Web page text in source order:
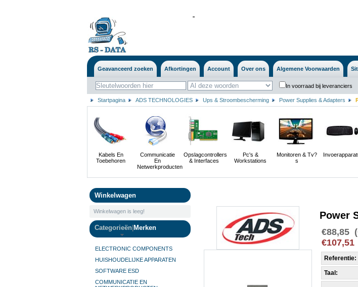
''
Geavanceerd zoeken Afkortingen Account Over ons Algemene Voorwaarden
In voorraad bij leveranciers
Startpagina ADS TECHNOLOGIES Ups & Stroombescherming Power Supplies & Adapters
Kabels En
Toebehoren
Communicatie
En
Netwerkproducten
Opslagcontrollers
& Interfaces
Pc's &
Workstations
Monitoren & Tv?
s
Winkelwagen
Winkelwagen is leeg!
Categorieën Merken
ELECTRONIC COMPONENTS
HUISHOUDELIJKE APPARATEN
SOFTWARE ESD
COMMUNICATIE EN
Power
€88,85
€107,51
Referentie:
Taal: